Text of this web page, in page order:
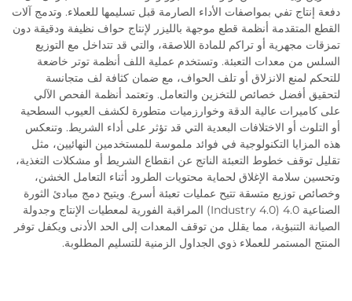
دفعة إنتاج تفي بمواصفات الأداء الصارمة قبل تسليمها للعملاء. وتدمج آلات
القطع المتقدمة أنظمة قطع موجهة بالليزر لإنتاج حواف نظيفة ودقيقة دون
تمزقات مجهرية أو تراكم للمادة اللاصقة، والتي قد تتداخل مع التوزيع
السلس من معدات التعبئة. وتستخدم عملية اللف أنظمة توتر خاضعة
للتحكم لمنع الانزلاق أو تلف الحواف، مع ضمان كثافة لف متجانسة
لتحقيق أفضل خصائص للتخزين والتعامل. وتعتمد أنظمة الفحص الآلي
على كاميرات عالية الدقة وخوارزميات متطورة لكشف العيوب السطحية
أو التلوث أو الاختلافات البعدية التي قد تؤثر على أداء الشريط. وتنعكس
هذه المزايا التكنولوجية في فوائد ملموسة للمستخدمين النهائيين، مثل
تقليل توقف خطوط التعبئة الناتج عن انقطاع الشريط أو مشكلات التغذية،
وتحسين سلامة الإغلاق لحماية محتويات الطرود أثناء التعامل الخشن،
وخصائص توزيع متسقة تتيح عمليات تعبئة أسرع. ويتيح دمج مبادئ الثورة
الصناعية 4.0 (Industry 4.0) المراقبة الفورية لمعطيات الإنتاج وجدولة
الصيانة التنبؤية، مما يقلل من توقف المعدات إلى الحد الأدنى ويكفل توفر
المنتج المستمر للعملاء ذوي الجداول الزمنية للتسليم المطلوبة.